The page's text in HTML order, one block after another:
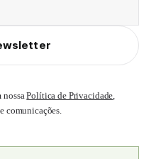
nossaPolítica de Privacidade,
comunicações.